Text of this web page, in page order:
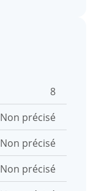
8
Non précisé
Non précisé
Non précisé